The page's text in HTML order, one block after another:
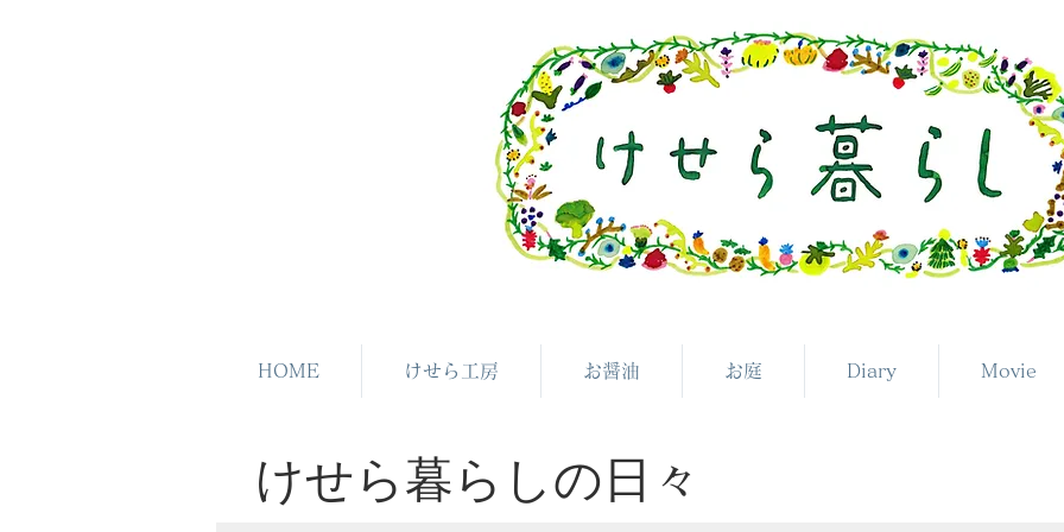
HOME けせら工房 お醤油 お庭 Diary Movie
​けせら暮らしの日々